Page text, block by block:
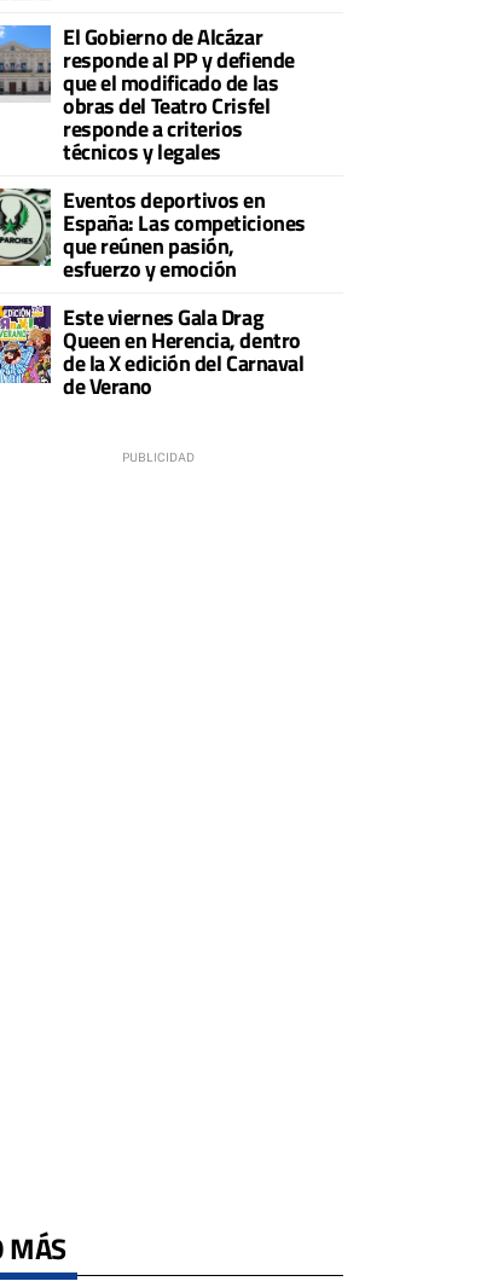
El Gobierno de Alcázar
responde al PP y defiende
que el modificado de las
obras del Teatro Crisfel
responde a criterios
técnicos y legales
Eventos deportivos en
España: Las competiciones
que reúnen pasión,
esfuerzo y emoción
Este viernes Gala Drag
Queen en Herencia, dentro
de la X edición del Carnaval
de Verano
MÁS